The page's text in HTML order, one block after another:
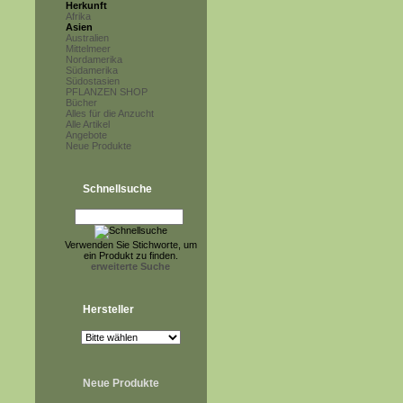
Herkunft
Afrika
Asien
Australien
Mittelmeer
Nordamerika
Südamerika
Südostasien
PFLANZEN SHOP
Bücher
Alles für die Anzucht
Alle Artikel
Angebote
Neue Produkte
Schnellsuche
Verwenden Sie Stichworte, um
ein Produkt zu finden.
erweiterte Suche
Hersteller
Neue Produkte